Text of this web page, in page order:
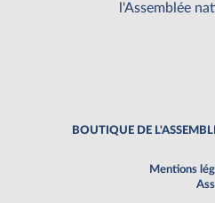
l'Assemblée
BOUTIQUE DE
Mentions